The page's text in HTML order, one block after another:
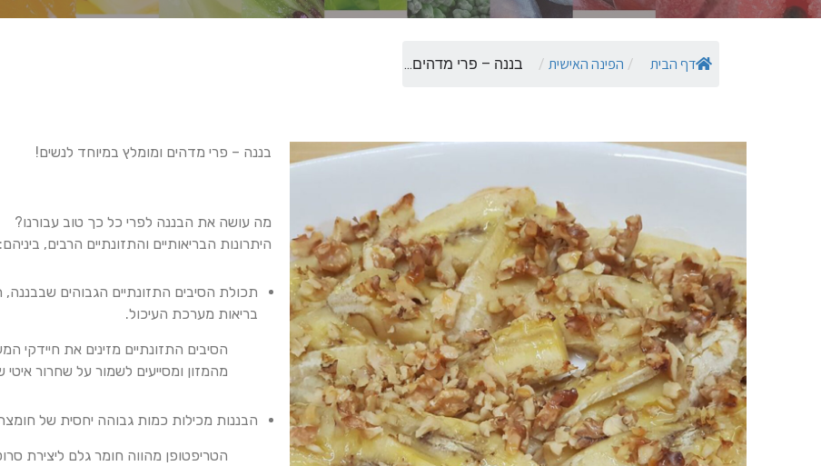
דף הבית / הפינה האישית / בננה – פרי מדהים...
בננה – פרי מדהים ומומלץ במיוחד לנשים!
מה עושה את הבננה לפרי כל כך טוב עבורנו?
היתרונות הבריאותיים והתזונתיים הרבים, ביניהם:
תכולת הסיבים התזונתיים הגבוהים
בריאות מערכת העיכול.
הסיבים התזונתיים מזינים את
מהמזון ומסייעים לשמור על שחרור איטי
הבננות מכילות כמות גבוהה יחסית של
הטריפטופן מהווה חומר גלם ליצירת